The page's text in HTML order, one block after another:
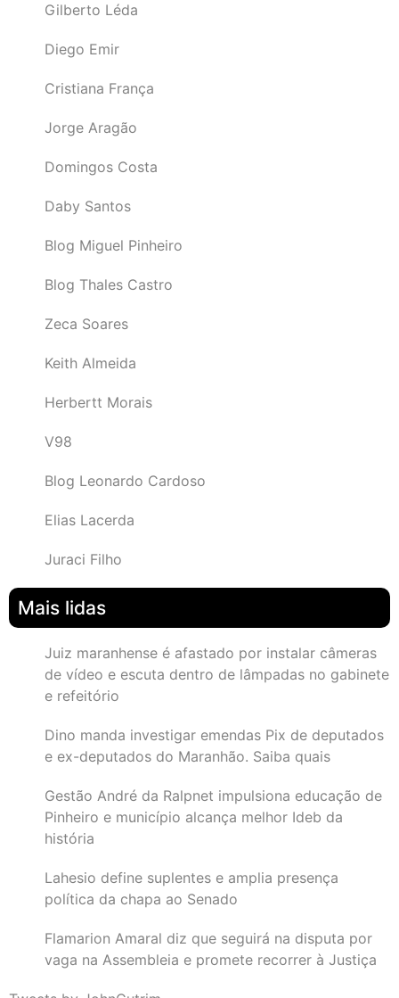
Gilberto Léda
Diego Emir
Cristiana França
Jorge Aragão
Domingos Costa
Daby Santos
Blog Miguel Pinheiro
Blog Thales Castro
Zeca Soares
Keith Almeida
Herbertt Morais
V98
Blog Leonardo Cardoso
Elias Lacerda
Juraci Filho
Mais lidas
Juiz maranhense é afastado por instalar câmeras
de vídeo e escuta dentro de lâmpadas no gabinete
e refeitório
Dino manda investigar emendas Pix de deputados
e ex-deputados do Maranhão. Saiba quais
Gestão André da Ralpnet impulsiona educação de
Pinheiro e município alcança melhor Ideb da
história
Lahesio define suplentes e amplia presença
política da chapa ao Senado
Flamarion Amaral diz que seguirá na disputa por
vaga na Assembleia e promete recorrer à Justiça